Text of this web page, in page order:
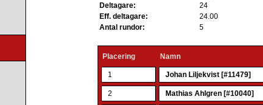
Deltagare:
24
Eff. deltagare:
24.00
Antal rundor:
5
Placering Namn
1 Johan Liljekvist [#11479]
2 Mathias Ahlgren [#10040]